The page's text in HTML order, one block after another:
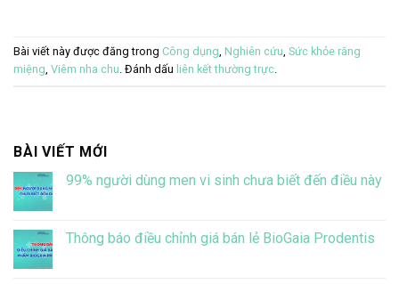
Bài viết này được đăng trong Công dụng, Nghiên cứu, Sức khỏe răng
miệng, Viêm nha chu. Đánh dấu liên kết thường trực.
BÀI VIẾT MỚI
99% người dùng men vi sinh chưa biết đến điều này
luận
ở
Thông báo điều chỉnh giá bán lẻ BioGaia Prodentis